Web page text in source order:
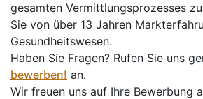
gesamten Vermittlungsprozesses
Sie von über 13 Jahren
Gesundheitswesen.
Haben Sie Fragen? Rufen Sie uns
bewerben! an.
Wir freuen uns auf Ihre Bewerbung